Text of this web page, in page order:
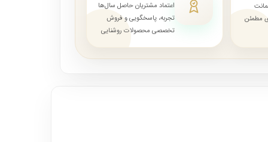
مطمئن
اعتماد مشتریان حاصل سال‌ها
تجربه، پاسخگویی و فروش
تخصصی محصولات روشنایی